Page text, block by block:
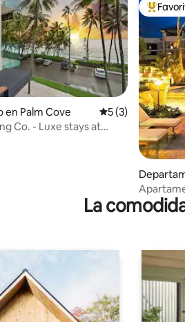
Palm Cove Calificación
5 (3)
Co. - Luxe stays at
De los
centro
La